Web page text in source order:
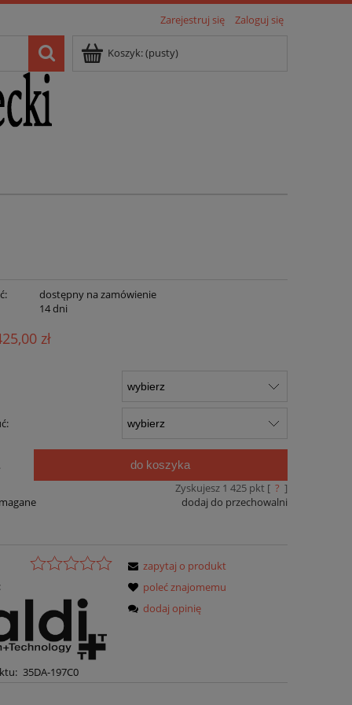
Zarejestruj się Zaloguj się
Koszyk:(pusty)
dostępny na zamówienie
14 dni
zł
do koszyka
Zyskujesz 1 425pkt [ ? ]
dodaj do przechowalni
35DA-197C0
zapytaj o produkt
poleć znajomemu
dodaj opinię